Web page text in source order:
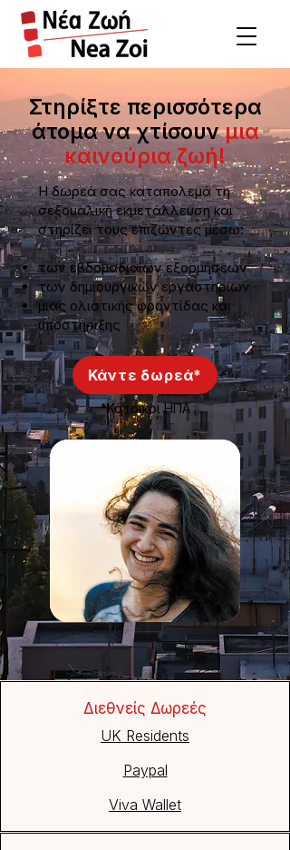
Στηρίξτε περισσότερα
άτομα να χτίσουνμια
καινούρια ζωή!
Η δωρεά σας καταπολεμά τη
σεξουαλική εκμετάλλευση και
στηρίζει τους επιζώντες μέσω:
των εβδομαδιαίων εξορμήσεων
των δημιουργικών εργαστηρίων
μιας ολιστικής φροντίδας και
υποστήριξης
Κάντε δωρεά*
*Κάτοικοι ΗΠΑ
Διεθνείς Δωρεές
UK Residents
Paypal
Viva Wallet